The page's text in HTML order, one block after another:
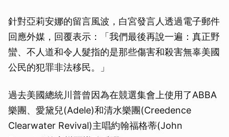
針對亞莉安娜的留言風波，白宮發言人透過電子郵件
回應外媒，回覆表示：「我們最後再說一遍：真正野
蠻、不人道和令人髮指的是那些傷害和殺害無辜美國
公民的犯罪非法移民。」
過去美國總統川普曾因為在競選集會上使用了ABBA
樂團、愛黛兒(Adele)和清水樂團(Creedence
Clearwater Revival)主唱約翰福格蒂(John